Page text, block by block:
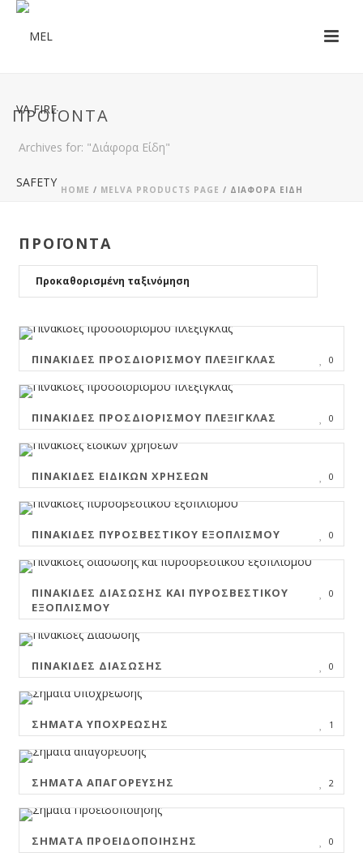
ΠΡΟΪΌΝΤΑ
Archives for: "Διάφορα Είδη"
HOME / MELVA PRODUCTS PAGE / ΔΙΆΦΟΡΑ ΕΊΔΗ
ΠΡΟΪΟΝΤΑ
0
ΠΙΝΑΚΊΔΕΣ ΠΡΟΣΔΙΟΡΙΣΜΟΎ ΠΛΈΞΙΓΚΛΑΣ
0
ΠΙΝΑΚΊΔΕΣ ΠΡΟΣΔΙΟΡΙΣΜΟΎ ΠΛΈΞΙΓΚΛΑΣ
0
ΠΙΝΑΚΊΔΕΣ ΕΙΔΙΚΏΝ ΧΡΉΣΕΩΝ
0
ΠΙΝΑΚΊΔΕΣ ΠΥΡΟΣΒΕΣΤΙΚΟΎ ΕΞΟΠΛΙΣΜΟΎ
0
ΠΙΝΑΚΊΔΕΣ ΔΙΆΣΩΣΗΣ ΚΑΙ ΠΥΡΟΣΒΕΣΤΙΚΟΎ
ΕΞΟΠΛΙΣΜΟΎ
0
ΠΙΝΑΚΊΔΕΣ ΔΙΆΣΩΣΗΣ
1
ΣΉΜΑΤΑ ΥΠΟΧΡΈΩΣΗΣ
2
ΣΉΜΑΤΑ ΑΠΑΓΌΡΕΥΣΗΣ
0
ΣΉΜΑΤΑ ΠΡΟΕΙΔΟΠΟΊΗΣΗΣ